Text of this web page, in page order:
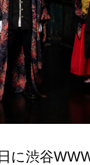
に渋谷